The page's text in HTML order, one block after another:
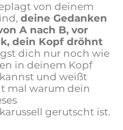
von deinem
deine Gedanken
A nach B, vor
dein Kopf dröhnt
dich nur noch wie
in deinem Kopf
und weißt
mal warum dein
gerutscht ist.